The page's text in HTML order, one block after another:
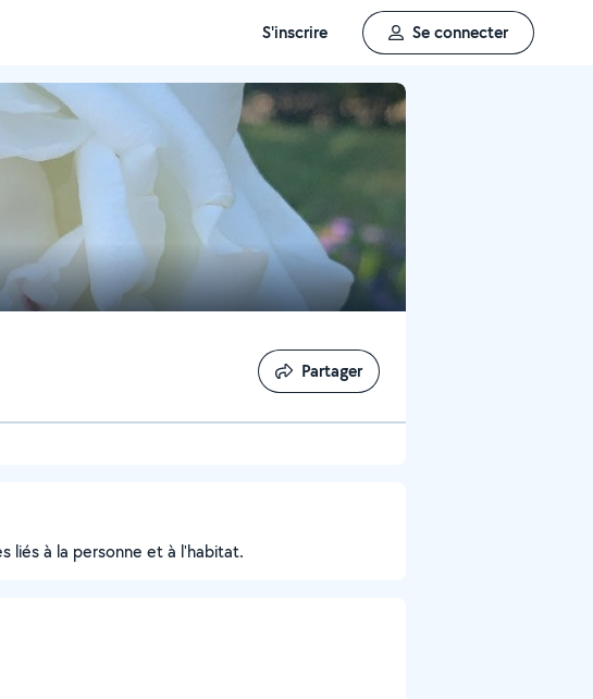
S'inscrire Se connecter
Partager
Partager
liés à la personne et à l'habitat.